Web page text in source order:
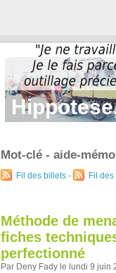
Mot-clé - aide-
Fil des billets -
Fil
Méthode de
fiches
perfectionné
Par Deny Fady le lundi 9 juin